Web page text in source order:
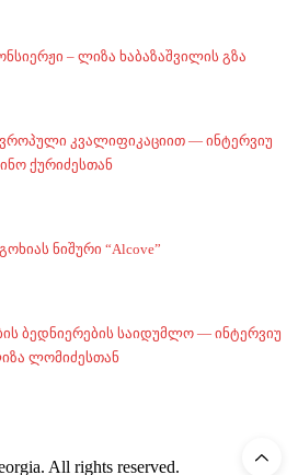
– ლიზა ხაბაზაშვილის გზა
კვალიფიკაციით — ინტერვიუ
ქურიძესთან
ნიშური “Alcove”
ბედნიერების საიდუმლო — ინტერვიუ
ლომიძესთან
All rights reserved.